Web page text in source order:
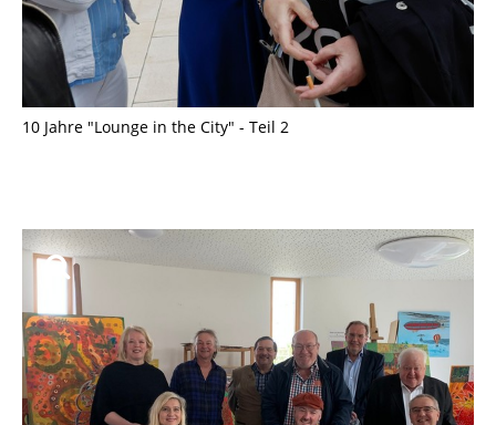
10 Jahre "Lounge in the City" - Teil 2